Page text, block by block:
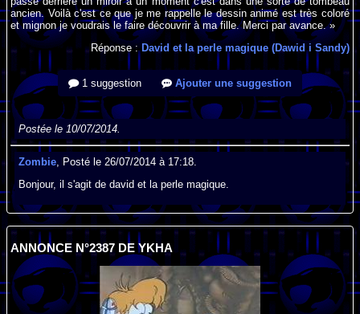
ancien. Voilà c'est ce que je me rappelle le dessin animé est très coloré
et mignon je voudrais le faire découvrir à ma fille. Merci par avance. »
Réponse :David et la perle magique (Dawid i Sandy)
1 suggestion Ajouter une suggestion
Postée le 10/07/2014.
Zombie , Posté le 26/07/2014 à 17:18.
Bonjour, il s'agit de david et la perle magique.
ANNONCE N°2387 DE YKHA